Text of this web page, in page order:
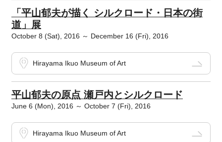
「平山郁夫が描く シルクロード・日本の街
道」展
October 8 (Sat), 2016 ～ December 16 (Fri), 2016
Hirayama Ikuo Museum of Art
平山郁夫の原点 瀬戸内とシルクロード
June 6 (Mon), 2016 ～ October 7 (Fri), 2016
Hirayama Ikuo Museum of Art